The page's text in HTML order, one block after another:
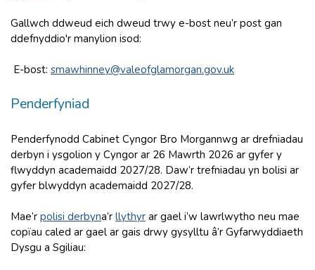
Gallwch ddweud eich dweud trwy e-bost neu’r post gan
ddefnyddio'r manylion isod:
E-bost: smawhinney@valeofglamorgan.gov.uk
Penderfyniad
Penderfynodd Cabinet Cyngor Bro Morgannwg ar drefniadau
derbyn i ysgolion y Cyngor ar 26 Mawrth 2026 ar gyfer y
flwyddyn academaidd 2027/28. Daw’r trefniadau yn bolisi ar
gyfer blwyddyn academaidd 2027/28.
Mae’r polisi derbyna’r llythyr ar gael i’w lawrlwytho neu mae
copïau caled ar gael ar gais drwy gysylltu â’r Gyfarwyddiaeth
Dysgu a Sgiliau: